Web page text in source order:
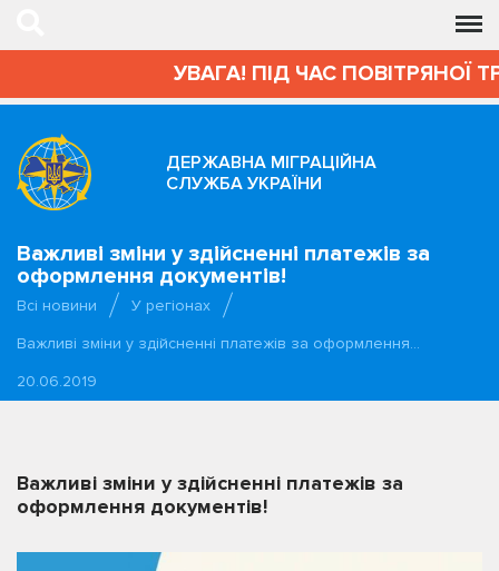
УВАГА! ПІД ЧАС ПОВІТРЯНОЇ
ДЕРЖАВНА МІГРАЦІЙНА
СЛУЖБА УКРАЇНИ
Важливі зміни у здійсненні платежів за
оформлення документів!
Всі новини
У регіонах
Важливі зміни у здійсненні платежів за оформлення…
20.06.2019
Важливі зміни у здійсненні платежів за
оформлення документів!